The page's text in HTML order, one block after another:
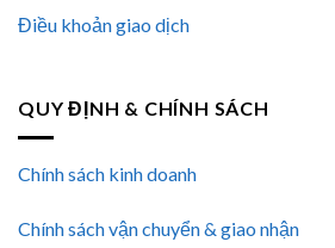
Điều khoản giao dịch
QUY ĐỊNH & CHÍNH SÁCH
Chính sách kinh doanh
Chính sách vận chuyển & giao nhận